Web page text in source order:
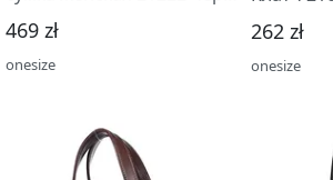
469 zł
onesize
262 zł
onesize